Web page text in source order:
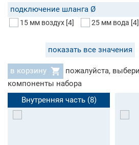
подключение шланга Ø
15 мм воздух [4] 25 мм вода [4]
показать все значения
в корзину
пожалуйста,
компоненты набора
Внутренняя часть (8)